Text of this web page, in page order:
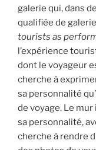
galerie qui, dans
qualifiée de galerie
tourists as
l’expérience
dont le voyageur
cherche à
sa personnalité
de voyage. Le
sa personnalité,
cherche à rendre